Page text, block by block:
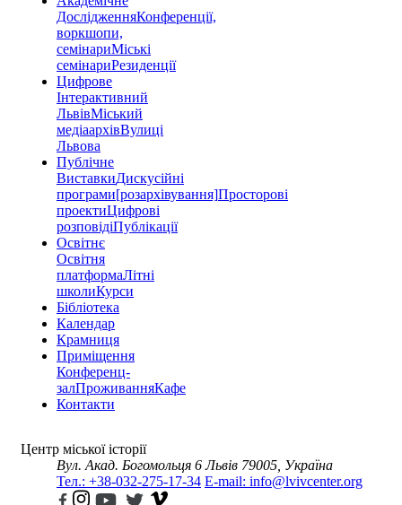
ДослідженняКонференції,
воркшопи,
семінариМіські
семінариРезиденції
Цифрове
Інтерактивний
ЛьвівМіський
медіаархівВулиці
Львова
Публічне
ВиставкиДискусійні
програми[розархівування]Просторові
проектиЦифрові
розповідіПублікації
Освітнє
Освітня
платформаЛітні
школиКурси
Бібліотека
Календар
Крамниця
Приміщення
Конференц-
залПроживанняКафе
Контакти
Центр міської історії
Вул. Акад. Богомольця 6 Львів 79005, Україна
Тел.: +38-032-275-17-34 E-mail: info@lvivcenter.org